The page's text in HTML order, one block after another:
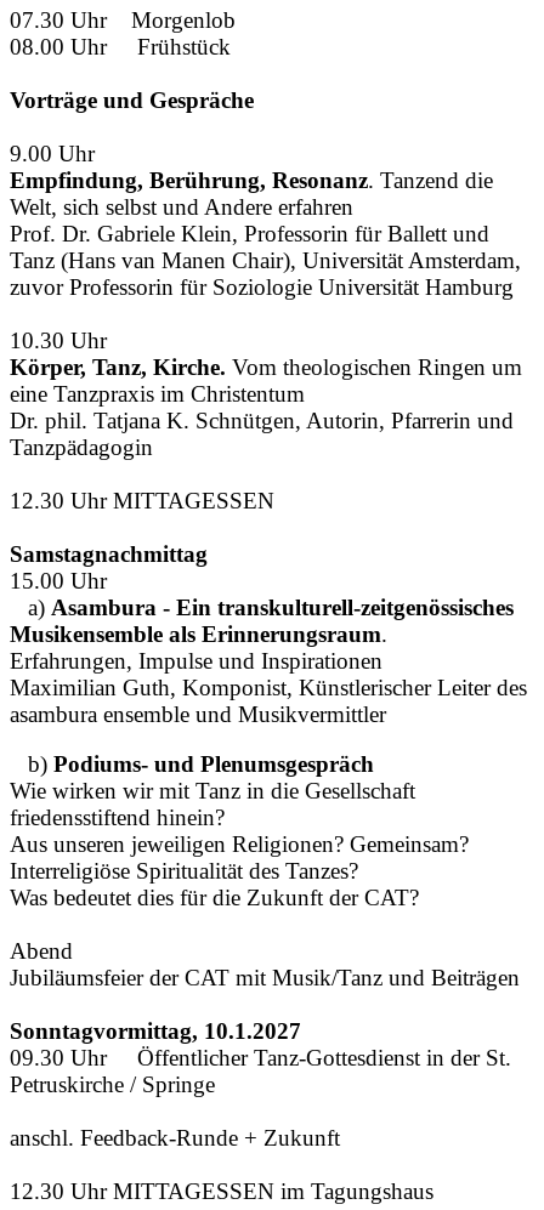
07.30 Uhr Morgenlob
08.00 Uhr Frühstück
Vorträge und Gespräche
9.00 Uhr
Empfindung, Berührung, Resonanz. Tanzend die
Welt, sich selbst und Andere erfahren
Prof. Dr. Gabriele Klein, Professorin für Ballett und
Tanz (Hans van Manen Chair), Universität Amsterdam,
zuvor Professorin für Soziologie Universität Hamburg
10.30 Uhr
Körper, Tanz, Kirche. Vom theologischen Ringen um
eine Tanzpraxis im Christentum
Dr. phil. Tatjana K. Schnütgen, Autorin, Pfarrerin und
Tanzpädagogin
12.30 Uhr MITTAGESSEN
Samstagnachmittag
15.00 Uhr
a) Asambura - Ein transkulturell-zeitgenössisches
Musikensemble als Erinnerungsraum.
Erfahrungen, Impulse und Inspirationen
Maximilian Guth, Komponist, Künstlerischer Leiter des
asambura ensemble und Musikvermittler
b) Podiums- und Plenumsgespräch
Wie wirken wir mit Tanz in die Gesellschaft
friedensstiftend hinein?
Aus unseren jeweiligen Religionen? Gemeinsam?
Interreligiöse Spiritualität des Tanzes?
Was bedeutet dies für die Zukunft der CAT?
Abend
Jubiläumsfeier der CAT mit Musik/Tanz und Beiträgen
Sonntagvormittag, 10.1.2027
09.30 Uhr Öffentlicher Tanz-Gottesdienst in der St.
Petruskirche / Springe
anschl. Feedback-Runde + Zukunft
12.30 Uhr MITTAGESSEN im Tagungshaus